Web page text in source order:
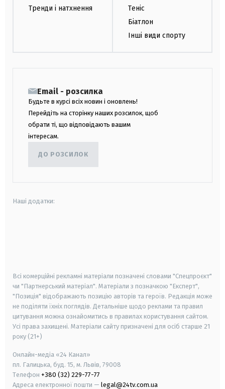
Тренди і натхнення
Теніс
Біатлон
Інші види спорту
Email - розсилка
Будьте в курсі всіх новин і оновлень!
Перейдіть на сторінку наших розсилок, щоб
обрати ті, що відповідають вашим
інтересам.
ДО РОЗСИЛОК
Наші додатки:
Всі комерційні рекламні матеріали позначені словами "Спецпроєкт"
чи "Партнерський матеріал". Матеріали з позначкою "Експерт",
"Позиція" відображають позицію авторів та героїв. Редакція може
не поділяти їхніх поглядів. Детальніше щодо реклами та правил
цитування можна ознайомитись в правилах користування сайтом.
Усі права захищені. Матеріали сайту призначені для осіб старше 21
року (21+)
Онлайн-медіа «24 Канал»
пл. Галицька, буд. 15, м. Львів, 79008
Телефон +380 (32) 229-77-77
Адреса електронної пошти — legal@24tv.com.ua